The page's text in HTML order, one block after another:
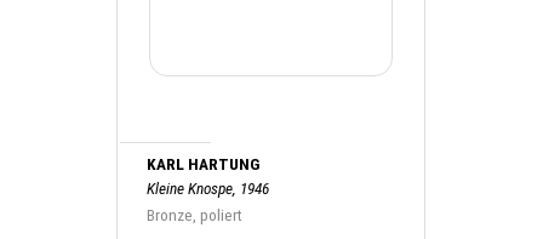
KARL HARTUNG
Kleine Knospe, 1946
Bronze, poliert